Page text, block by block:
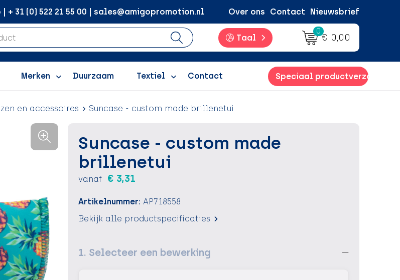
31 (0) 522 21 55 00 | sales@amigopromotion.nl Over ons Contact Nieuwsbrief
Taal
0
€ 0,00
Merken Duurzaam Textiel Contact Speciaal productverzoek
en accessoires Suncase - custom made brillenetui
Suncase - custom made
brillenetui
vanaf € 3,31
Artikelnummer: AP718558
Bekijk alle productspecificaties
1. Selecteer een bewerking